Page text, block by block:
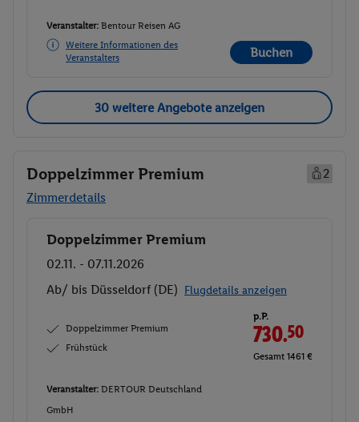
Veranstalter: Bentour Reisen AG
Weitere Informationen des
Veranstalters
Buchen
30 weitere Angebote anzeigen
Doppelzimmer Premium
2
Zimmerdetails
Buchen
Doppelzimmer Premium
02.11. - 07.11.2026
Ab/ bis Düsseldorf (DE) Flugdetails anzeigen
Doppelzimmer Premium
Frühstück
p.P.
730.50
Gesamt 1461 €
Veranstalter: DERTOUR Deutschland
GmbH